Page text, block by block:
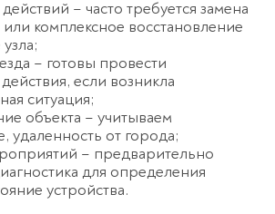
– часто требуется замена
комплексное восстановление
– готовы провести
если возникла
ситуация;
объекта – учитываем
удаленность от города;
– предварительно
для определения
устройства.